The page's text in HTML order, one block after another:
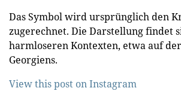
Das Symbol wird ursprünglich den
zugerechnet. Die Darstellung findet
harmloseren Kontexten, etwa auf
Georgiens.
View this post on Instagram